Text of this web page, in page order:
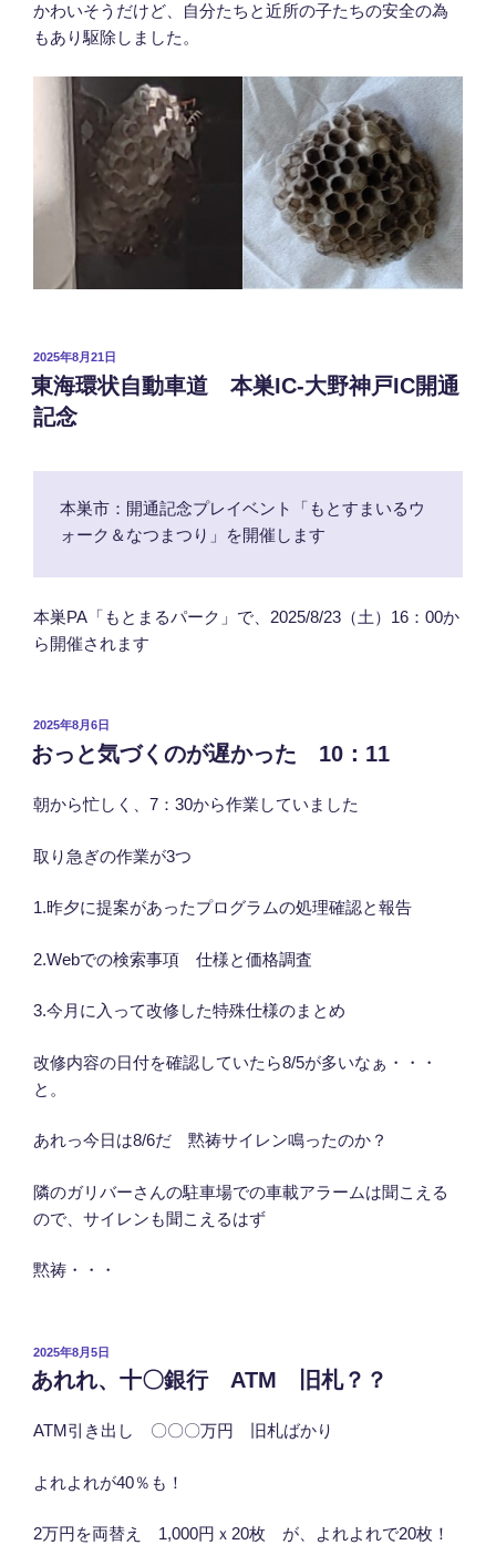
かわいそうだけど、自分たちと近所の子たちの安全の為
もあり駆除しました。
投
稿
日:
2025年8月21日
東海環状自動車道 本巣IC-大野神戸IC開通
記念
本巣市：開通記念プレイベント「もとすまいるウ
ォーク＆なつまつり」を開催します
本巣PA「もとまるパーク」で、2025/8/23（土）16：00か
ら開催されます
投
稿
日:
2025年8月6日
おっと気づくのが遅かった 10：11
朝から忙しく、7：30から作業していました
取り急ぎの作業が3つ
1.昨夕に提案があったプログラムの処理確認と報告
2.Webでの検索事項 仕様と価格調査
3.今月に入って改修した特殊仕様のまとめ
改修内容の日付を確認していたら8/5が多いなぁ・・・
と。
あれっ今日は8/6だ 黙祷サイレン鳴ったのか？
隣のガリバーさんの駐車場での車載アラームは聞こえる
ので、サイレンも聞こえるはず
黙祷・・・
投
稿
日:
2025年8月5日
あれれ、十〇銀行 ATM 旧札？？
ATM引き出し 〇〇〇万円 旧札ばかり
よれよれが40％も！
2万円を両替え 1,000円ｘ20枚 が、よれよれで20枚！